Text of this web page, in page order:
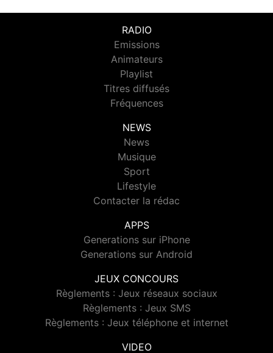
RADIO
Emissions
Animateurs
Playlist
Titres diffusés
Fréquences
NEWS
News
Musique
Sport
Lifestyle
Contacter la rédac
APPS
Generations sur iPhone
Generations sur Android
JEUX CONCOURS
Règlements : Jeux réseaux sociaux
Règlements : Jeux SMS
Règlements : Jeux téléphone et internet
VIDEO